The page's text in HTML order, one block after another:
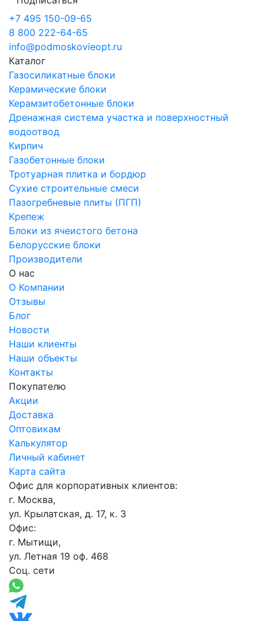
+7 495 150-09-65
8 800 222-64-65
info@podmoskovieopt.ru
Каталог
Газосиликатные блоки
Керамические блоки
Керамзитобетонные блоки
Дренажная система участка и поверхностный
водоотвод
Кирпич
Газобетонные блоки
Тротуарная плитка и бордюр
Сухие строительные смеси
Пазогребневые плиты (ПГП)
Крепеж
Блоки из ячеистого бетона
Белорусские блоки
Производители
О нас
О Компании
Отзывы
Блог
Новости
Наши клиенты
Наши объекты
Контакты
Покупателю
Акции
Доставка
Оптовикам
Калькулятор
Личный кабинет
Карта сайта
Офис для корпоративных клиентов:
г. Москва,
ул. Крылатская, д. 17, к. 3
Офис:
г. Мытищи,
ул. Летная 19 оф. 468
Соц. сети